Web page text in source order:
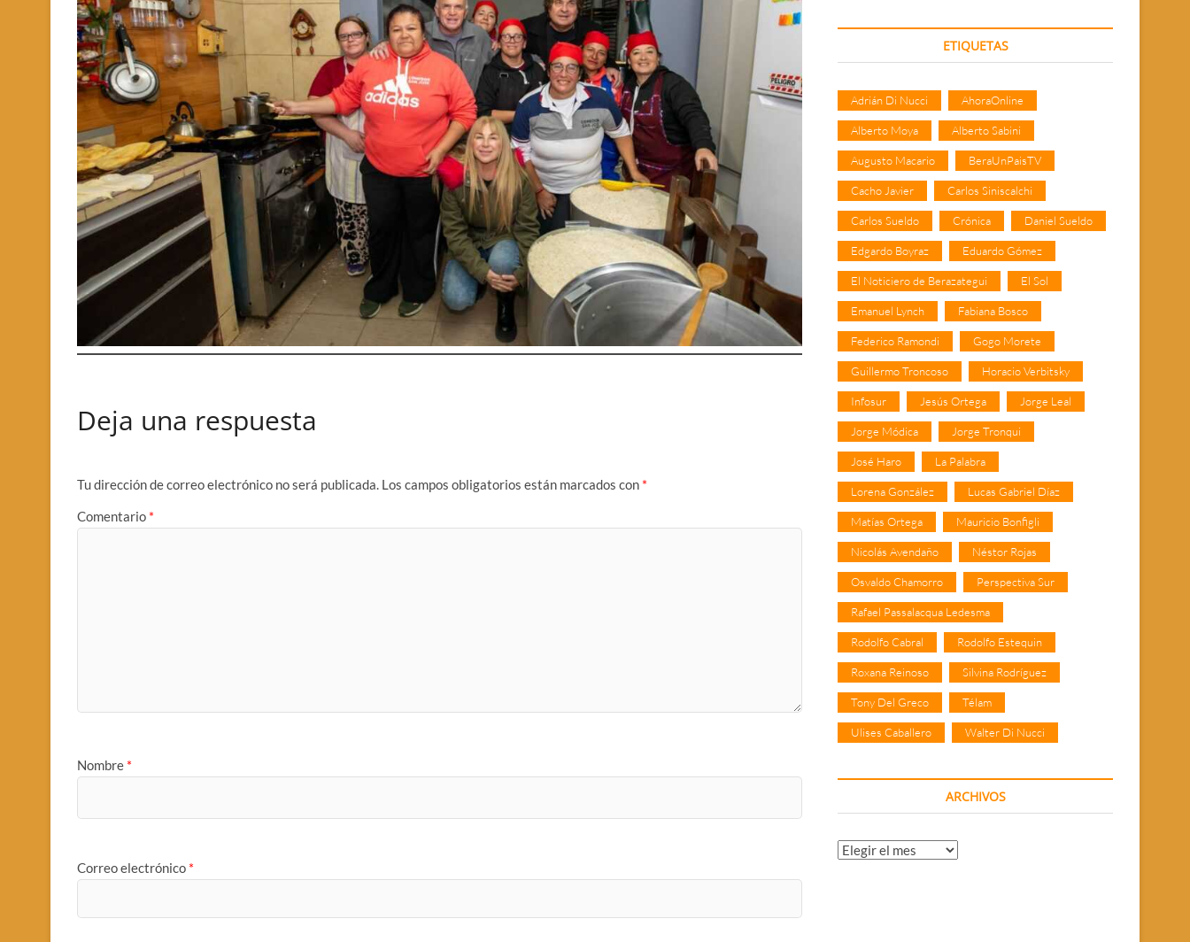
Deja una respuesta
Tu dirección de correo electrónico no será publicada. Los campos obligatorios están marcados con *
Comentario *
Nombre *
Correo electrónico *
ETIQUETAS
Adrián Di Nucci AhoraOnline
Alberto Moya Alberto Sabini
Augusto Macario BeraUnPaisTV
Cacho Javier Carlos Siniscalchi
Carlos Sueldo Crónica Daniel Sueldo
Edgardo Boyraz Eduardo Gómez
El Noticiero de Berazategui El Sol
Emanuel Lynch Fabiana Bosco
Federico Ramondi Gogo Morete
Guillermo Troncoso Horacio Verbitsky
Infosur Jesús Ortega Jorge Leal
Jorge Módica Jorge Tronqui
José Haro La Palabra
Lorena González Lucas Gabriel Díaz
Matías Ortega Mauricio Bonfigli
Nicolás Avendaño Néstor Rojas
Osvaldo Chamorro Perspectiva Sur
Rafael Passalacqua Ledesma
Rodolfo Cabral Rodolfo Estequin
Roxana Reinoso Silvina Rodríguez
Tony Del Greco Télam
Ulises Caballero Walter Di Nucci
ARCHIVOS
Archivos